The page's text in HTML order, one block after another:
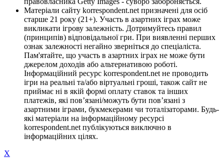
Матеріали сайту korrespondent.net призначені для осіб
старше 21 року (21+). Участь в азартних іграх може
викликати ігрову залежність. Дотримуйтесь правил
(принципів) відповідальної гри. При виявленні перших
ознак залежності негайно зверніться до спеціаліста.
Пам'ятайте, що участь в азартних іграх не може бути
джерелом доходів або альтернативою роботі.
Інформаційний ресурс korrespondent.net не проводить
ігри на реальні та/або віртуальні гроші, також сайт не
приймає ні в якій формі оплату ставок та інших
платежів, які пов’язані/можуть бути пов’язані з
азартними іграми, букмекерами чи тоталізаторами. Будь-
які матеріали на інформаційному ресурсі
korrespondent.net публікуються виключно в
інформаційних цілях.
X